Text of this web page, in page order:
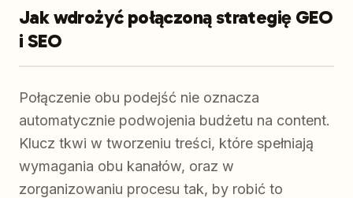
Jak wdrożyć połączoną strategię GEO
i SEO
Połączenie obu podejść nie oznacza
automatycznie podwojenia budżetu na content.
Klucz tkwi w tworzeniu treści, które spełniają
wymagania obu kanałów, oraz w
zorganizowaniu procesu tak, by robić to